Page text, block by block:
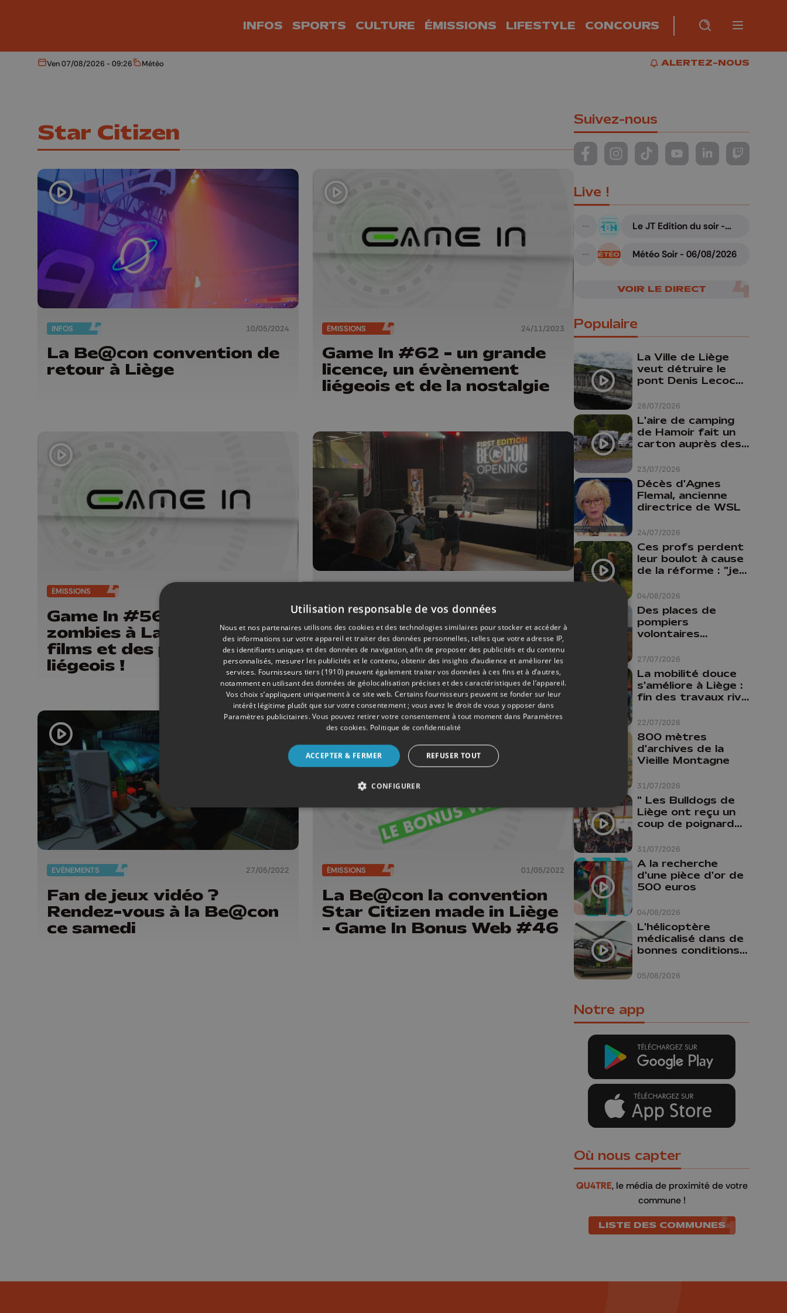
INFOS SPORTS CULTURE ÉMISSIONS LIFESTYLE CONCOURS Burger
RECHERCHE
PLUS
ALERTEZ-NOUS
ALERTEZ-NOUS
Aujourd'hui
Ven 07/08/2026 - 09:26 Météo
Météo
Star Citizen
INFOS 10/05/2024
La Be@con convention de
retour à Liège
ÉMISSIONS 24/11/2023
Game In #62 - un grande
licence, un évènement
liégeois et de la nostalgie
ÉMISSIONS
Game In #56 - Des
zombies à Las Vegas, des
films et des projets
liégeois !
Première édition de la
Be@con : "C'était la folie
!"
EVÈNEMENTS 27/05/2022
Fan de jeux vidéo ?
Rendez-vous à la Be@con
ce samedi
ÉMISSIONS 01/05/2022
La Be@con la convention
Star Citizen made in Liège
- Game In Bonus Web #46
Suivez-nous
Suivez-nous sur FaceBook
Suivez-nous sur Instagram
Suivez-nous sur TikTok
Suivez-nous sur YouTube
Suivez-nous sur
Suivez-
Live !
A suivre
Le JT Edition du soir -
A suivre
Météo Soir - 06/08/2026
VOIR LE DIRECT
Populaire
28/07/2026
La Ville de Liège
veut détruire le
pont Denis Lecocq
budget pour le
faire
23/07/2026
L'aire de camping
de Hamoir fait un
carton auprès des
24/07/2026
Décès d'Agnes
Flemal, ancienne
directrice de WSL
04/08/2026
Ces profs perdent
leur boulot à cause
de la réforme : "je
comme prof que
comme
pharmacienne"
27/07/2026
Des places de
pompiers
volontaires
province de Liège :
"Un citoyen qui
n'est formé ne
peut pas nous
aider"
22/07/2026
La mobilité douce
s'améliore à Liège :
fin des travaux rive
cyclo-piétonnes
Avroy et
Guillemins...
31/07/2026
800 mètres
d'archives de la
Vieille Montagne
31/07/2026
" Les Bulldogs de
Liège ont reçu un
coup de poignard
04/08/2026
A la recherche
d'une pièce d'or de
500 euros
05/08/2026
L'hélicoptère
médicalisé dans de
bonnes conditions à
Notre app
Où nous capter
QU4TRE, le média de proximité de votre
commune !
LISTE DES COMMUNES
Utilisation responsable de vos données
Nous et nos partenaires utilisons des cookies et des technologies similaires pour stocker et accéder à
des informations sur votre appareil et traiter des données personnelles, telles que votre adresse IP,
des identifiants uniques et des données de navigation, afin de proposer des publicités et du contenu
personnalisés, mesurer les publicités et le contenu, obtenir des insights d’audience et améliorer les
services. Fournisseurs tiers (1910) peuvent également traiter vos données à ces fins et à d’autres,
notamment en utilisant des données de géolocalisation précises et des caractéristiques de l’appareil.
Vos choix s’appliquent uniquement à ce site web. Certains fournisseurs peuvent se fonder sur leur
intérêt légitime plutôt que sur votre consentement ; vous avez le droit de vous y opposer dans
Paramètres publicitaires. Vous pouvez retirer votre consentement à tout moment dans Paramètres
des cookies. Politique de confidentialité
ACCEPTER & FERMER REFUSER TOUT
CONFIGURER